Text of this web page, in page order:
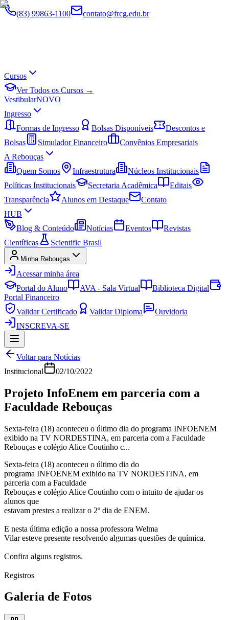
(83) 99863-1100 contato@frcg.edu.br
Cursos
Ver Todos os Cursos →
VestibularNOVO
Ingresso
Formas de Ingresso
Bolsas Disponíveis
Descontos e
Bolsas
Simulador Financeiro
Convênios Empresariais
A Rebouças
Quem Somos
Infraestrutura
Núcleos Institucionais
Políticas Institucionais
Secretaria Acadêmica
Editais
Transparência
Alunos em Destaque
Contato
HUB
Blog & Conteúdo
Notícias Eventos
Revistas
Científicas
Scientific Brasil
Minha Rebouças
Acessar minha área
Portal do Aluno
AVA - Sala Virtual
Biblioteca Digital
Portal Financeiro
Validar Certificado
Validar Diploma
Ouvidoria
INSCREVA-SE
Voltar para Notícias
Institucional
02/10/2022
Projeto InfoEnem em parceria com a
Faculdade Rebouças
Sexta-feira (18) aconteceu o último dia do programa INFOENEM
exibido na TV NORDESTINA, em parceria com a Faculdade
Rebouças e colégio Alice Coutinho c...
Sexta-feira (18) aconteceu o último dia do
programa INFOENEM exibido na TV NORDESTINA, em
parceria com a Faculdade
Rebouças e colégio Alice Coutinho com o intuito de ajudar os
alunos que
estavam prestes a realizar o 2º dia de ENEM.
E nesta última edição a nossa professora Welma
Vilar esteve presente resolvendo algumas questões de química.
Confira alguns registros.
Registros
Galeria de Fotos